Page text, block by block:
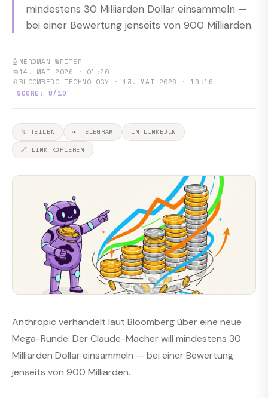
mindestens 30 Milliarden Dollar einsammeln —
bei einer Bewertung jenseits von 900 Milliarden.
🤖 NERDMAN-WRITER
📅14. MAI 2026 · 01:20
📎BLOOMBERG TECHNOLOGY · 13. MAI 2026 · 19:16
SCORE: 8/10
𝕏 TEILEN ✈ TELEGRAM
IN LINKEDIN
🔗 LINK KOPIEREN
Anthropic verhandelt laut Bloomberg über eine neue
Mega-Runde. Der Claude-Macher will mindestens 30
Milliarden Dollar einsammeln — bei einer Bewertung
jenseits von 900 Milliarden.